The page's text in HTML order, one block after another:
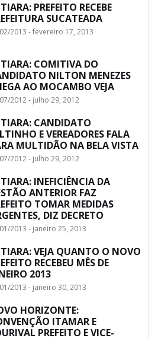
PREFEITO RECEBE
SUCATEADA
2013 - fevereiro 17, 2013
COMITIVA DO
NILTON MENEZES
AO MOCAMBO VEJA
2012 - julho 29, 2012
CANDIDATO
E VEREADORES FALA
MULTIDÃO NA BELA VISTA
2012 - julho 29, 2012
INEFICIÊNCIA DA
ANTERIOR FAZ
TOMAR MEDIDAS
DIZ DECRETO
2013 - janeiro 25, 2013
VEJA QUANTO O NOVO
RECEBEU MÊS DE
2013
2013 - janeiro 30, 2013
HORIZONTE:
ITAMAR E
PREFEITO E VICE-